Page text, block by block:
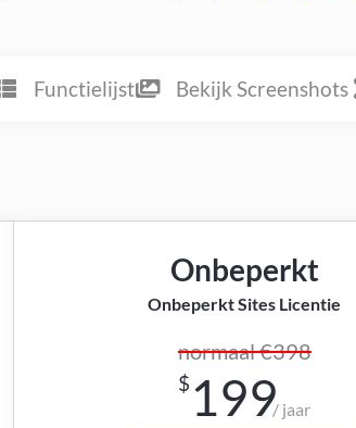
Functielijst Bekijk Screenshots
Onbeperkt
Onbeperkt Sites Licentie
normaal €398
$ 199/ jaar